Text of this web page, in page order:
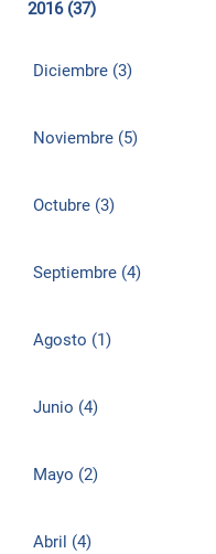
2016 (37)
Diciembre (3)
Noviembre (5)
Octubre (3)
Septiembre (4)
Agosto (1)
Junio (4)
Mayo (2)
Abril (4)